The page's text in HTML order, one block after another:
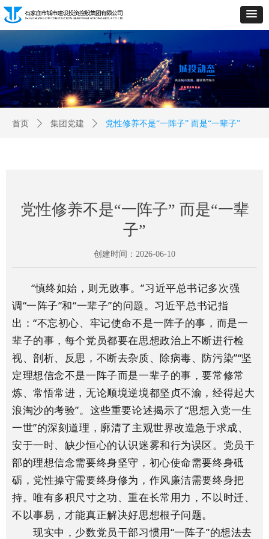
党性修养不是“一阵子” 而是“一辈
子”
创建时间： 2026-06-10
“慎终如始，则无败事。”习近平总书记多次强
调“一阵子”和“一辈子”的问题。习近平总书记指
出：“不忘初心、牢记使命不是一阵子的事，而是一
辈子的事，每个党员都要在思想政治上不断进行检
视、剖析、反思，不断去杂质、除病毒、防污染”“坚
定理想信念不是一阵子而是一辈子的事，要常修常
炼、常悟常进，无论顺境逆境都坚贞不渝，经得起大
浪淘沙的考验”。这些重要论述揭示了“思想入党一生
一世”的深刻道理，廓清了主观世界改造急于求成、
安于一时、缺少恒心的认识迷雾和行为误区。党员干
部的理想信念需要终身坚守，初心使命需要终身砥
砺，党性操守需要终身修为，作风廉洁需要终身把
持。唯有多积尺寸之功、重在长常用力，不以时迁、
不以事易，才能真正解决好思想根子问题。
现实中，少数党员干部习惯用“一阵子”的想法去
首页 ꄲ 集团党建 ꄲ 党性修养不是“一阵子” 而是“一辈子”